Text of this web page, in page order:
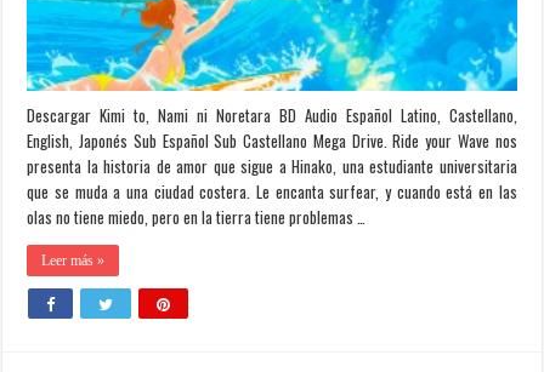
Descargar Kimi to, Nami ni Noretara BD Audio Español Latino, Castellano,
English, Japonés Sub Español Sub Castellano Mega Drive. Ride your Wave nos
presenta la historia de amor que sigue a Hinako, una estudiante universitaria
que se muda a una ciudad costera. Le encanta surfear, y cuando está en las
olas no tiene miedo, pero en la tierra tiene problemas …
Leer más »